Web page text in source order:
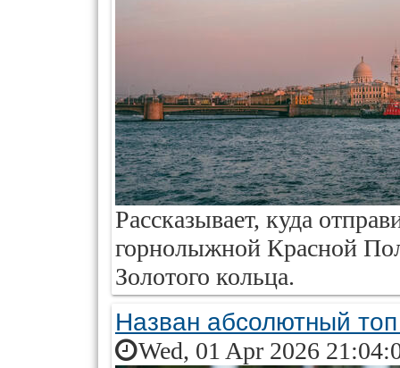
Рассказывает, куда
горнолыжной Красной
Золотого кольца.
Назван абсолютный
Wed, 01 Apr 2026